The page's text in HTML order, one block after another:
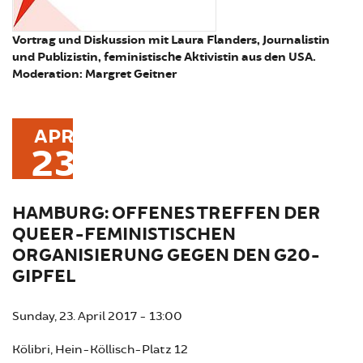
Vortrag und Diskussion mit Laura Flanders, Journalistin
und Publizistin, feministische Aktivistin aus den USA.
Moderation: Margret Geitner
APR
23
HAMBURG: OFFENES TREFFEN DER
QUEER-FEMINISTISCHEN
ORGANISIERUNG GEGEN DEN G20-
GIPFEL
Sunday, 23. April 2017 - 13:00
Kölibri, Hein-Köllisch-Platz 12